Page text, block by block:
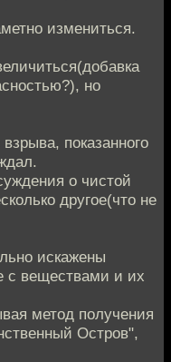
измениться.
но
показанного
о чистой
другое(что не
искажены
с веществами и их
метод получения
Остров",